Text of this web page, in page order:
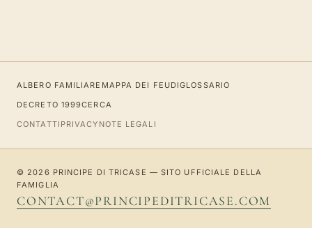
ALBERO FAMILIARE MAPPA DEI FEUDIGLOSSARIO
DECRETO 1999CERCA
CONTATTI PRIVACY NOTE LEGALI
© 2026 PRINCIPE DI TRICASE — SITO UFFICIALE DELLA
FAMIGLIA
CONTACT@PRINCIPEDITRICASE.COM